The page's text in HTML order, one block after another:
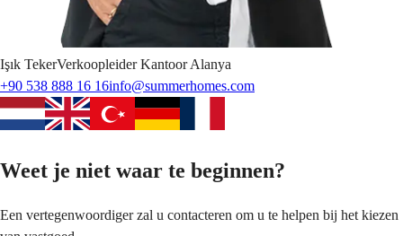
Işık TekerVerkoopleider Kantoor Alanya
+90 538 888 16 16info@summerhomes.com
Weet je niet waar te beginnen?
Een vertegenwoordiger zal u contacteren om u te helpen bij het kiezen